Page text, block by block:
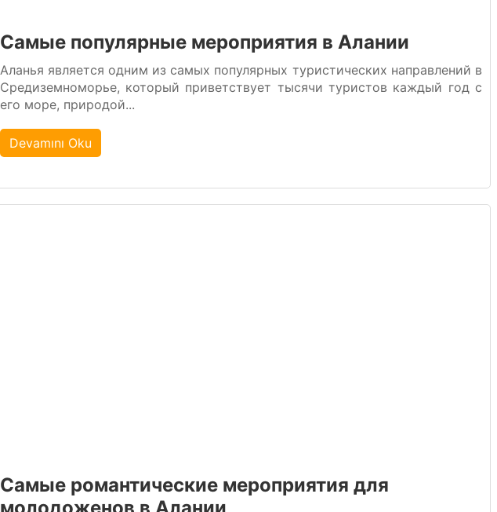
Самые популярные мероприятия в Алании
Аланья является одним из самых популярных туристических направлений в
Средиземноморье, который приветствует тысячи туристов каждый год с
его море, природой...
Devamını Oku
Самые романтические мероприятия для